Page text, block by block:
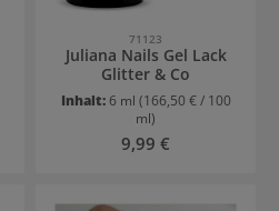
71123
Juliana Nails Gel Lack
Glitter & Co
Inhalt: 6 ml (166,50 € / 100
ml)
Regulärer Preis:
9,99 €